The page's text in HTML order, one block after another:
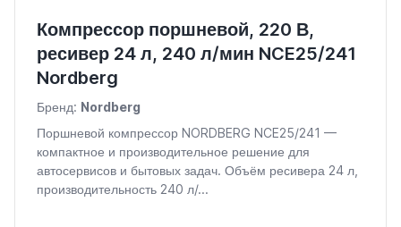
Компрессор поршневой, 220 В,
ресивер 24 л, 240 л/мин NCE25/241
Nordberg
Бренд: Nordberg
Поршневой компрессор NORDBERG NCE25/241 —
компактное и производительное решение для
автосервисов и бытовых задач. Объём ресивера 24 л,
производительность 240 л/...